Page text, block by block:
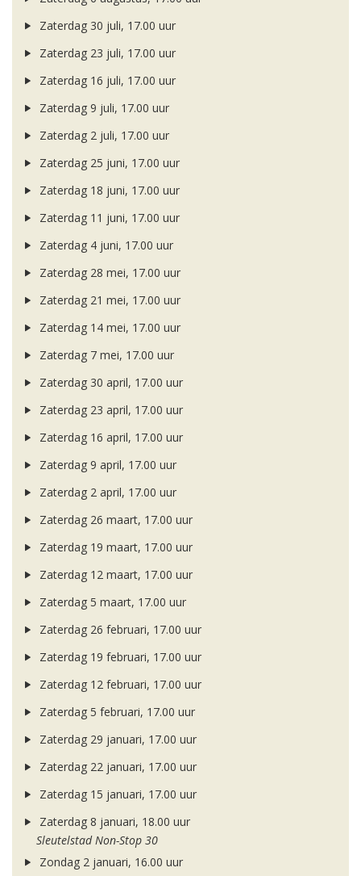
Zaterdag 30 juli, 17.00 uur
Zaterdag 23 juli, 17.00 uur
Zaterdag 16 juli, 17.00 uur
Zaterdag 9 juli, 17.00 uur
Zaterdag 2 juli, 17.00 uur
Zaterdag 25 juni, 17.00 uur
Zaterdag 18 juni, 17.00 uur
Zaterdag 11 juni, 17.00 uur
Zaterdag 4 juni, 17.00 uur
Zaterdag 28 mei, 17.00 uur
Zaterdag 21 mei, 17.00 uur
Zaterdag 14 mei, 17.00 uur
Zaterdag 7 mei, 17.00 uur
Zaterdag 30 april, 17.00 uur
Zaterdag 23 april, 17.00 uur
Zaterdag 16 april, 17.00 uur
Zaterdag 9 april, 17.00 uur
Zaterdag 2 april, 17.00 uur
Zaterdag 26 maart, 17.00 uur
Zaterdag 19 maart, 17.00 uur
Zaterdag 12 maart, 17.00 uur
Zaterdag 5 maart, 17.00 uur
Zaterdag 26 februari, 17.00 uur
Zaterdag 19 februari, 17.00 uur
Zaterdag 12 februari, 17.00 uur
Zaterdag 5 februari, 17.00 uur
Zaterdag 29 januari, 17.00 uur
Zaterdag 22 januari, 17.00 uur
Zaterdag 15 januari, 17.00 uur
Zaterdag 8 januari, 18.00 uur
Sleutelstad Non-Stop 30
Zondag 2 januari, 16.00 uur